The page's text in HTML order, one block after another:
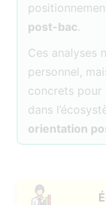
post-bac.
Ces analyses
personnel,
concrets pour
dans
orientation